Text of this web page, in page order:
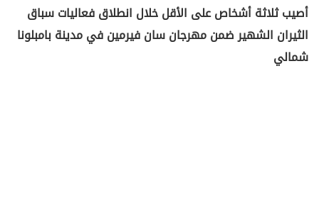
أصيب ثلاثة أشخاص على الأقل خلال انطلاق فعاليات سباق
الثيران الشهير ضمن مهرجان سان فيرمين في مدينة بامبلونا
شمالي